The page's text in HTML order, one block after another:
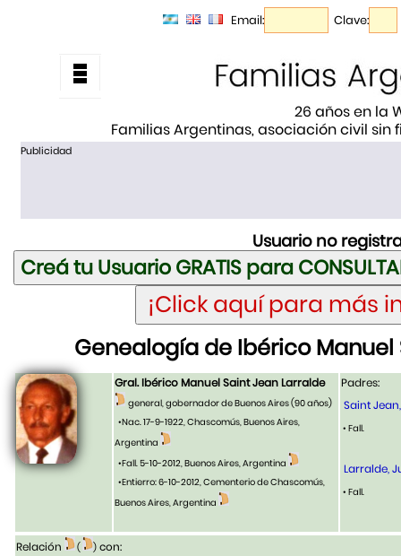
Email: Clave:
26 años en la
Familias Argentinas, asociación civil sin
Publicidad
Usuario no
Genealogía de Ibérico
Gral. Ibérico Manuel Saint Jean Larralde
general, gobernador de Buenos Aires(90 años)
•Nac. 17-9-1922, Chascomús, Buenos Aires,
Argentina
•Fall. 5-10-2012, Buenos Aires, Argentina
•Entierro: 6-10-2012, Cementerio de Chascomús,
Buenos Aires, Argentina
Padres:
Saint
• Fall.
Larralde,
• Fall.
Relación ( ) con: